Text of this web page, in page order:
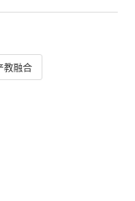
教融合